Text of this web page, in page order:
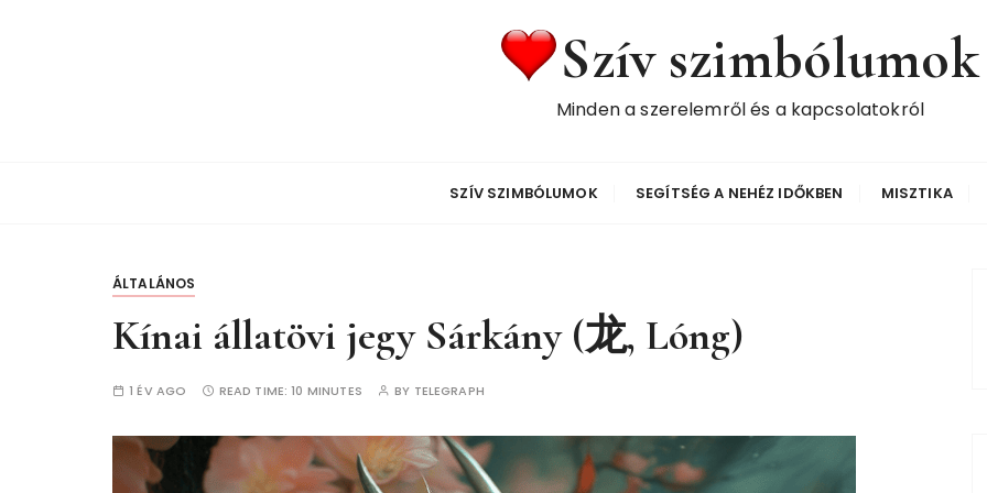
Szív szimbólumok
Minden a szerelemről és a kapcsolatokról
SZÍV SZIMBÓLUMOK SEGÍTSÉG A NEHÉZ IDŐKBEN MISZTIKA
ÁLTALÁNOS
Kínai állatövi jegy Sárkány (龙, Lóng)
1 ÉV AGO READ TIME:10 MINUTES BY TELEGRAPH